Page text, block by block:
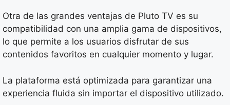
Otra de las grandes ventajas de Pluto TV es su
compatibilidad con una amplia gama de dispositivos,
lo que permite a los usuarios disfrutar de sus
contenidos favoritos en cualquier momento y lugar.
La plataforma está optimizada para garantizar una
experiencia fluida sin importar el dispositivo utilizado.